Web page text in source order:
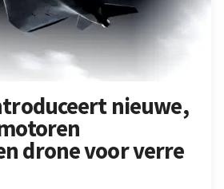
nieuwe,
drone voor verre